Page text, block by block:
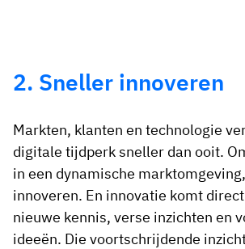
2. Sneller innoveren
Markten, klanten en technologie
digitale tijdperk sneller dan ooit.
in een dynamische
innoveren. En innovatie komt
nieuwe kennis, verse inzichten en
ideeën. Die voortschrijdende